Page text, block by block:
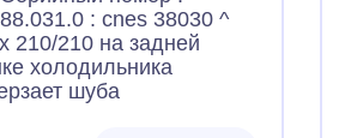
: cnes 38030 ^
210/210 на задней
холодильника
шуба